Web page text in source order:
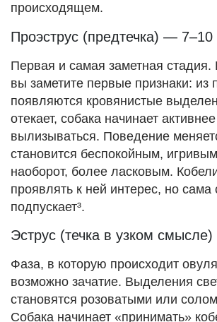
происходящем.
Проэструс (предтечка) — 7–10
Первая и самая заметная стадия.
вы заметите первые признаки: из
появляются кровянистые
отекает, собака начинает активнее
вылизываться. Поведение
становится беспокойным,
наоборот, более ласковым.
проявлять к ней интерес, но сама
подпускает³.
Эструс (течка в узком
Фаза, в которую происходит
возможно зачатие. Выделения
становятся розоватыми или
Собака начинает «принимать»